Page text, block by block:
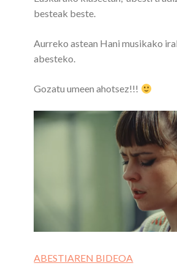
besteak beste.
Aurreko astean Hani musikako
abesteko.
Gozatu umeen ahotsez!!!
ABESTIAREN BIDEOA